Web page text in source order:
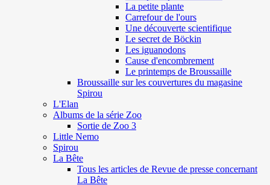
La petite plante
Carrefour de l'ours
Une découverte scientifique
Le secret de Böckin
Les iguanodons
Cause d'encombrement
Le printemps de Broussaille
Broussaille sur les couvertures du magasine
Spirou
L'Elan
Albums de la série Zoo
Sortie de Zoo 3
Little Nemo
Spirou
La Bête
Tous les articles de Revue de presse concernant
La Bête